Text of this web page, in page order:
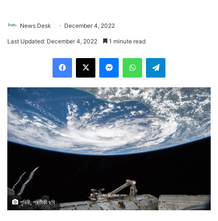
News Desk December 4, 2022
Last Updated: December 4, 2022 1 minute read
পৃথিবী, প্রতীকী ছবি